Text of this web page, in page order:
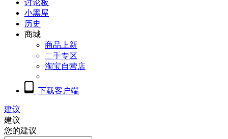
讨论板
小黑屋
历史
商城
商品上新
二手专区
淘宝自营店
下载客户端
建议
建议
您的建议